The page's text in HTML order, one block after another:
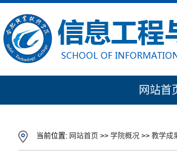
网站首
当前位置: 网站首页 >> 学院概况 >> 教学成